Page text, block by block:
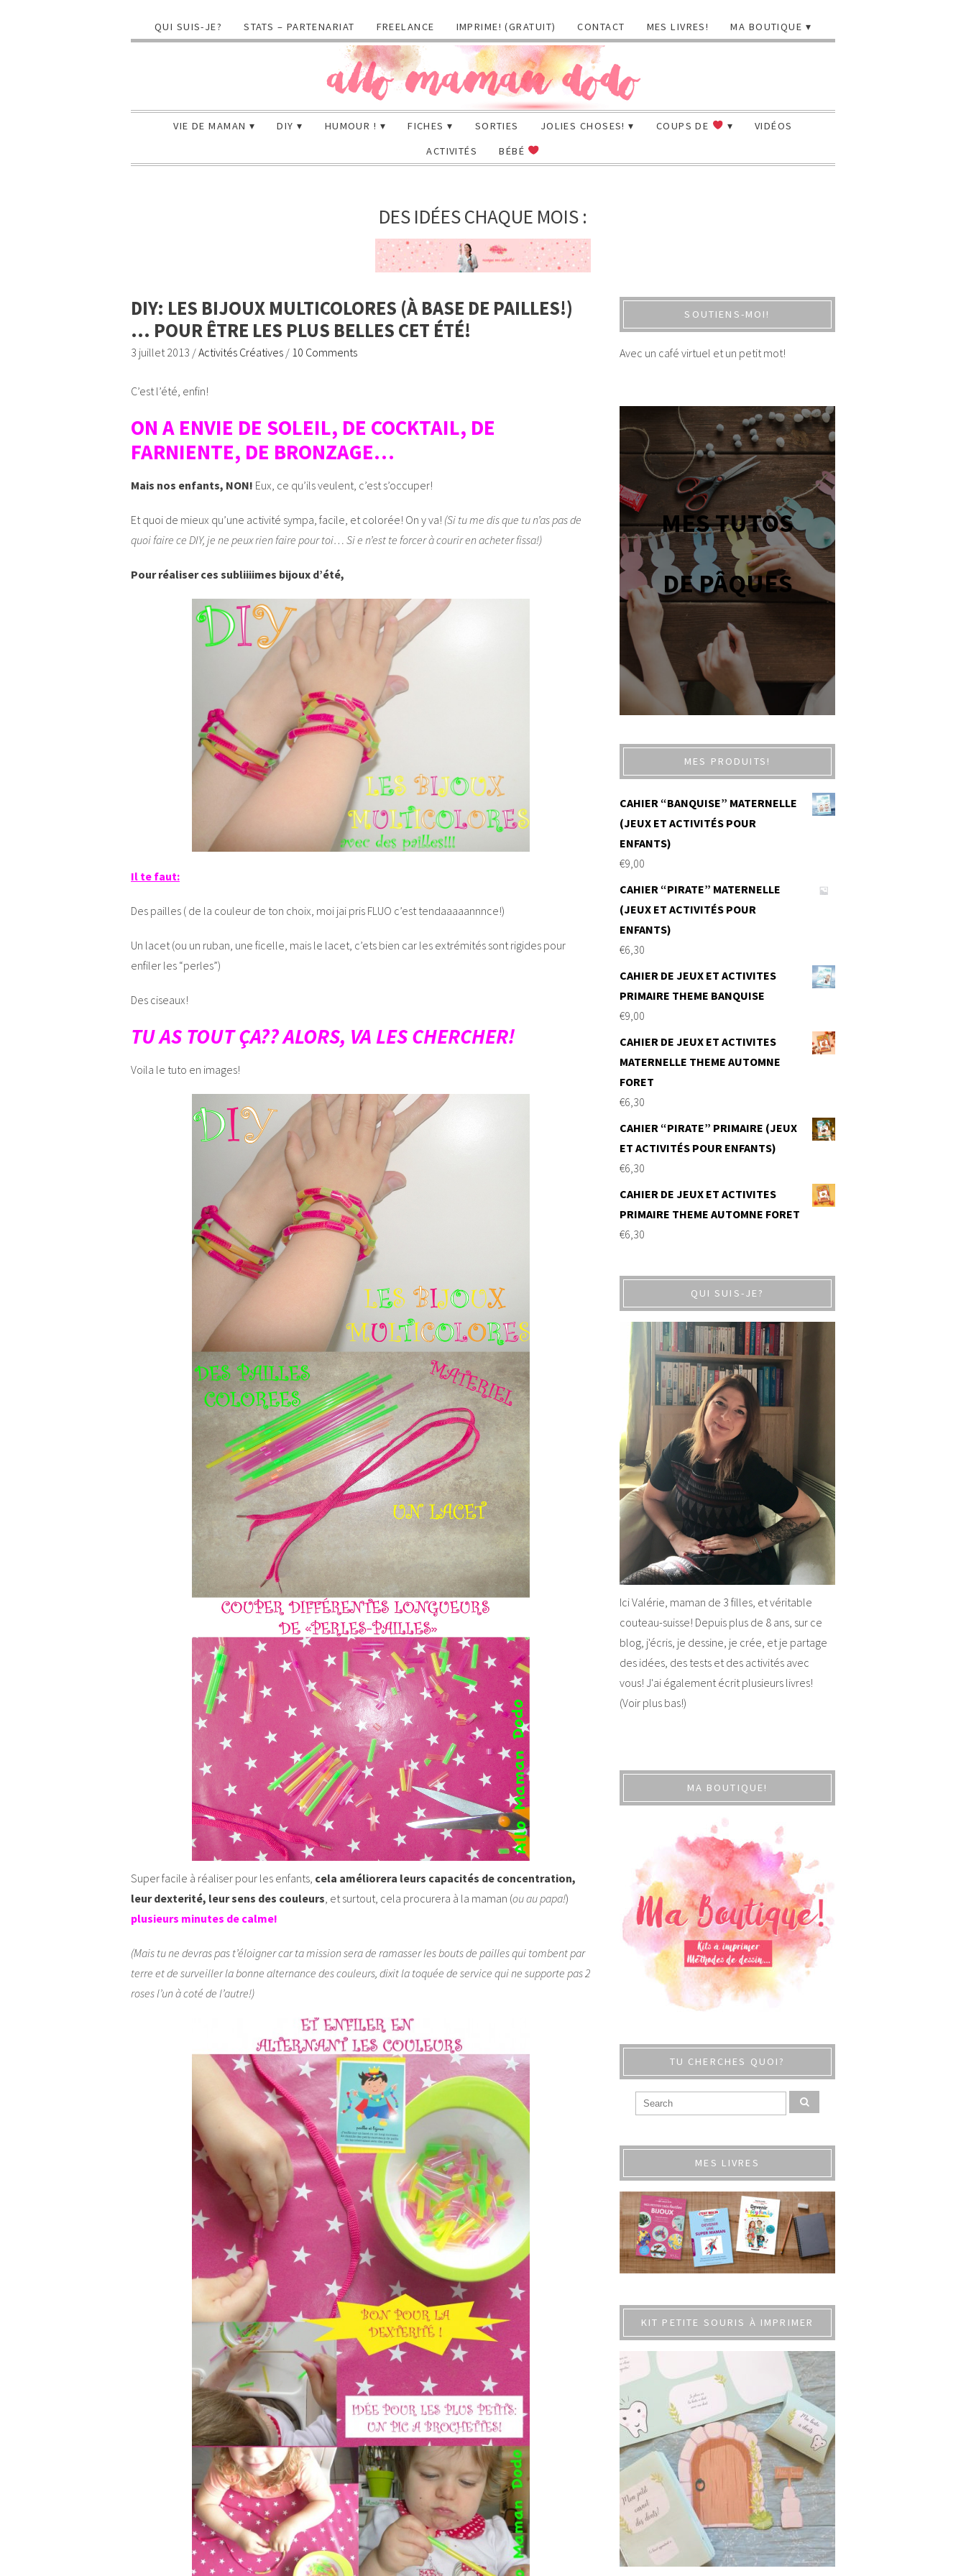
QUI SUIS-JE? STATS – PARTENARIAT FREELANCE IMPRIME! (GRATUIT) CONTACT MES LIVRES! MA BOUTIQUE
VIE DE MAMAN DIY HUMOUR ! FICHES SORTIES JOLIES CHOSES! COUPS DE
VIDÉOS
ACTIVITÉS
BÉBÉ
DES IDÉES CHAQUE MOIS :
DIY: LES BIJOUX MULTICOLORES (À BASE DE PAILLES!)
… POUR ÊTRE LES PLUS BELLES CET ÉTÉ!
3 juillet 2013 /Activités Créatives / 10 Comments
C’est l’été, enfin!
ON A ENVIE DE SOLEIL, DE COCKTAIL, DE
FARNIENTE, DE BRONZAGE…
Mais nos enfants, NON! Eux, ce qu’ils veulent, c’est s’occuper!
Et quoi de mieux qu’une activité sympa, facile, et colorée! On y va! (Si tu me dis que tu n’as pas de
quoi faire ce DIY, je ne peux rien faire pour toi… Si e n’est te forcer à courir en acheter fissa!)
Pour réaliser ces subliiiimes bijoux d’été,
Il te faut:
Des pailles ( de la couleur de ton choix, moi jai pris FLUO c’est tendaaaaannnce!)
Un lacet (ou un ruban, une ficelle, mais le lacet, c’ets bien car les extrémités sont rigides pour
enfiler les “perles”)
Des ciseaux!
TU AS TOUT ÇA?? ALORS, VA LES CHERCHER!
Voila le tuto en images!
Super facile à réaliser pour les enfants, cela améliorera leurs capacités de concentration,
leur dexterité, leur sens des couleurs , et surtout, cela procurera à la maman (ou au papa!)
plusieurs minutes de calme!
(Mais tu ne devras pas t’éloigner car ta mission sera de ramasser les bouts de pailles qui tombent par
terre et de surveiller la bonne alternance des couleurs, dixit la toquée de service qui ne supporte pas 2
roses l’un à coté de l’autre!)
SOUTIENS-MOI!
Avec un café virtuel et un petit mot!
MES TUTOS
DE PÂQUES
MES PRODUITS!
CAHIER “BANQUISE” MATERNELLE
(JEUX ET ACTIVITÉS POUR
ENFANTS)
€9,00
CAHIER “PIRATE” MATERNELLE
(JEUX ET ACTIVITÉS POUR
ENFANTS)
€6,30
CAHIER DE JEUX ET ACTIVITES
PRIMAIRE THEME BANQUISE
€9,00
CAHIER DE JEUX ET ACTIVITES
MATERNELLE THEME AUTOMNE
FORET
€6,30
CAHIER “PIRATE” PRIMAIRE (JEUX
ET ACTIVITÉS POUR ENFANTS)
€6,30
CAHIER DE JEUX ET ACTIVITES
PRIMAIRE THEME AUTOMNE FORET
€6,30
QUI SUIS-JE?
Ici Valérie, maman de 3 filles, et véritable
couteau-suisse! Depuis plus de 8 ans, sur ce
blog, j'écris, je dessine, je crée, et je partage
des idées, des tests et des activités avec
vous! J'ai également écrit plusieurs livres!
(Voir plus bas!)
MA BOUTIQUE!
TU CHERCHES QUOI?
MES LIVRES
KIT PETITE SOURIS À IMPRIMER